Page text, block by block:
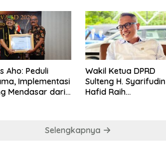
Aho: Peduli
Implementasi
Mendasar dari
Wakil Ketua DPRD
Sulteng H. Syarifudin
Hafid Raih
Selengkapnya